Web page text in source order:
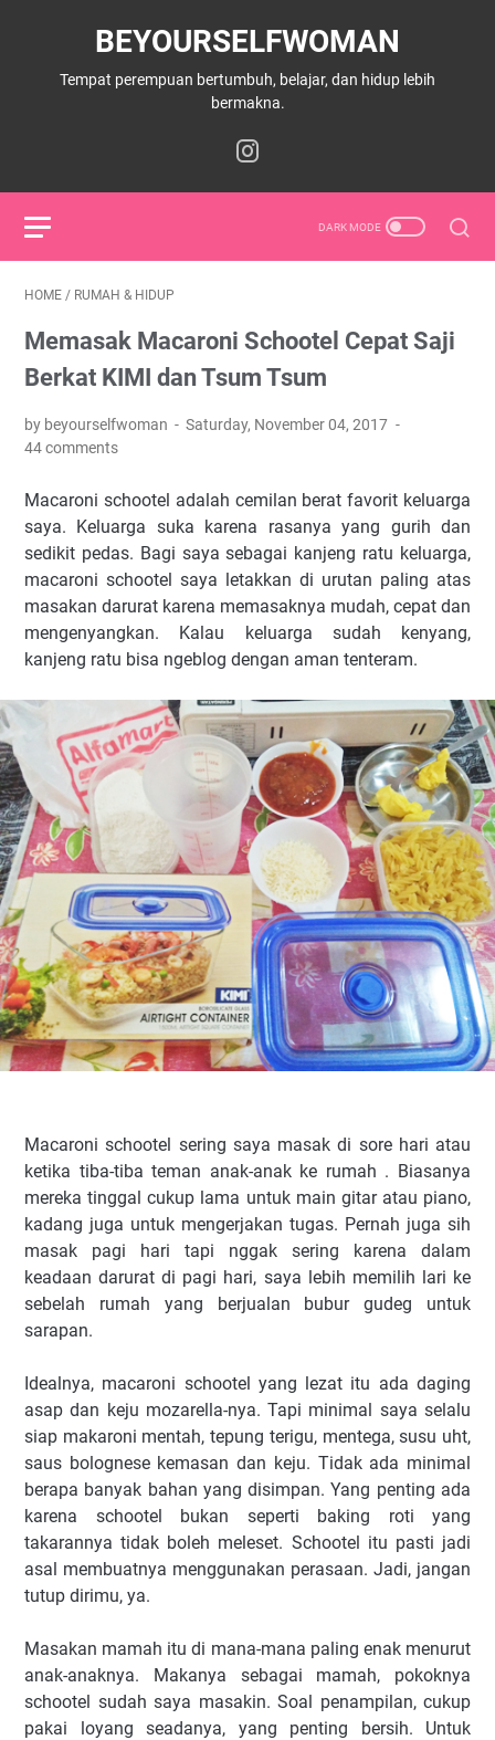
BEYOURSELFWOMAN
Tempat perempuan bertumbuh, belajar, dan hidup lebih
bermakna.
HOME / RUMAH & HIDUP
Memasak Macaroni Schootel Cepat Saji
Berkat KIMI dan Tsum Tsum
by beyourselfwoman
Saturday, November 04, 2017
44 comments
Macaroni schootel adalah cemilan berat favorit keluarga
saya. Keluarga suka karena rasanya yang gurih dan
sedikit pedas. Bagi saya sebagai kanjeng ratu keluarga,
macaroni schootel saya letakkan di urutan paling atas
masakan darurat karena memasaknya mudah, cepat dan
mengenyangkan. Kalau keluarga sudah kenyang,
kanjeng ratu bisa ngeblog dengan aman tenteram.
Macaroni schootel sering saya masak di sore hari atau
ketika tiba-tiba teman anak-anak ke rumah . Biasanya
mereka tinggal cukup lama untuk main gitar atau piano,
kadang juga untuk mengerjakan tugas. Pernah juga sih
masak pagi hari tapi nggak sering karena dalam
keadaan darurat di pagi hari, saya lebih memilih lari ke
sebelah rumah yang berjualan bubur gudeg untuk
sarapan.
Idealnya, macaroni schootel yang lezat itu ada daging
asap dan keju mozarella-nya. Tapi minimal saya selalu
siap makaroni mentah, tepung terigu, mentega, susu uht,
saus bolognese kemasan dan keju. Tidak ada minimal
berapa banyak bahan yang disimpan. Yang penting ada
karena schootel bukan seperti baking roti yang
takarannya tidak boleh meleset. Schootel itu pasti jadi
asal membuatnya menggunakan perasaan. Jadi, jangan
tutup dirimu, ya.
Masakan mamah itu di mana-mana paling enak menurut
anak-anaknya. Makanya sebagai mamah, pokoknya
schootel sudah saya masakin. Soal penampilan, cukup
pakai loyang seadanya, yang penting bersih. Untuk